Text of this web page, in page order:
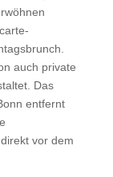
auch private
Das
entfernt
vor dem